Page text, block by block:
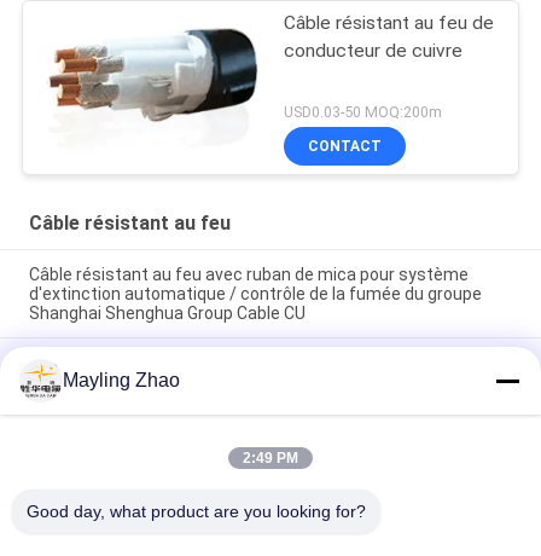
Câble résistant au feu de
conducteur de cuivre
USD0.03-50 MOQ:200m
CONTACT
Câble résistant au feu
Câble résistant au feu avec ruban de mica pour système
d'extinction automatique / contrôle de la fumée du groupe
Shanghai Shenghua Group Cable CU
Cable d'alimentation du groupe Shenghua NYY NYCY Cable
électrique résistant au feu pour bâtiments / câblage de
maison
Shanghai Shenghua câble d'alimentation électrique FRC 4
noyau câble résistant à la chaleur 1,5 mm - 800 mm
Mayling Zhao
2:49 PM
Good day, what product are you looking for?